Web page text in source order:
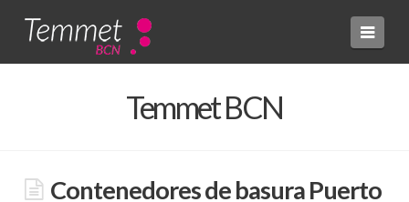
Temmet BCN
Contenedores de basura Puerto